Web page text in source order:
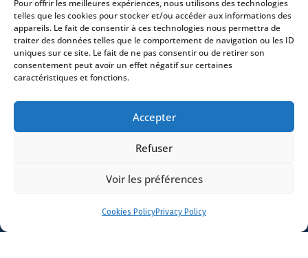
Pour offrir les meilleures expériences, nous utilisons des technologies
telles que les cookies pour stocker et/ou accéder aux informations des
appareils. Le fait de consentir à ces technologies nous permettra de
traiter des données telles que le comportement de navigation ou les ID
uniques sur ce site. Le fait de ne pas consentir ou de retirer son
consentement peut avoir un effet négatif sur certaines
caractéristiques et fonctions.
Accepter
Refuser
Voir les préférences
Cookies PolicyPrivacy Policy
- 4 square Édouard VII – 75009 Paris – France –
+33 (0)1 53 76 91 00
3 boulevard de Louvain – 13008 Marseille – France –
Catherine – 33000 Bordeaux – France -
1201 Genève – Suisse - +33 (0)1 53 76 91 00
Dionysou 2 – Kifissia – Athens 14562
Avenue – London – EC3N 3DS – UK –+44 203 6959722